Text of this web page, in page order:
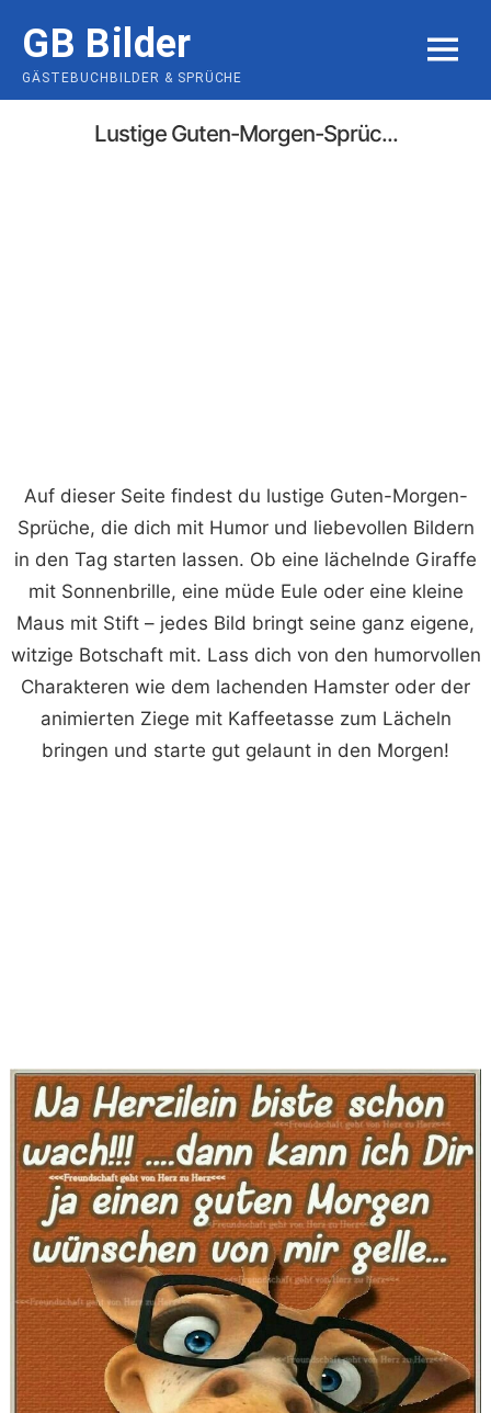
content
GB Bilder
GÄSTEBUCHBILDER & SPRÜCHE
MENU
Lustige Guten-Morgen-Sprüc...
Auf dieser Seite findest du lustige Guten-Morgen-
Sprüche, die dich mit Humor und liebevollen Bildern
in den Tag starten lassen. Ob eine lächelnde Giraffe
mit Sonnenbrille, eine müde Eule oder eine kleine
Maus mit Stift – jedes Bild bringt seine ganz eigene,
witzige Botschaft mit. Lass dich von den humorvollen
Charakteren wie dem lachenden Hamster oder der
animierten Ziege mit Kaffeetasse zum Lächeln
bringen und starte gut gelaunt in den Morgen!